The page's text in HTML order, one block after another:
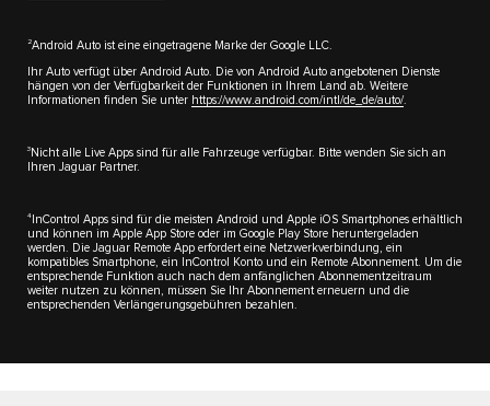
2Android Auto ist eine eingetragene Marke der Google LLC.
Ihr Auto verfügt über Android Auto. Die von Android Auto angebotenen Dienste
hängen von der Verfügbarkeit der Funktionen in Ihrem Land ab. Weitere
Informationen finden Sie unter https://www.android.com/intl/de_de/auto/
3 Nicht alle Live Apps sind für alle Fahrzeuge verfügbar. Bitte wenden Sie sich an
Ihren Jaguar Partner.
4
InControl Apps sind für die meisten Android und Apple iOS Smartphones erhältlich
und können im Apple App Store oder im Google Play Store heruntergeladen
werden. Die Jaguar Remote App erfordert eine Netzwerkverbindung, ein
kompatibles Smartphone, ein InControl Konto und ein Remote Abonnement. Um die
entsprechende Funktion auch nach dem anfänglichen Abonnementzeitraum
weiter nutzen zu können, müssen Sie Ihr Abonnement erneuern und die
entsprechenden Verlängerungsgebühren bezahlen.